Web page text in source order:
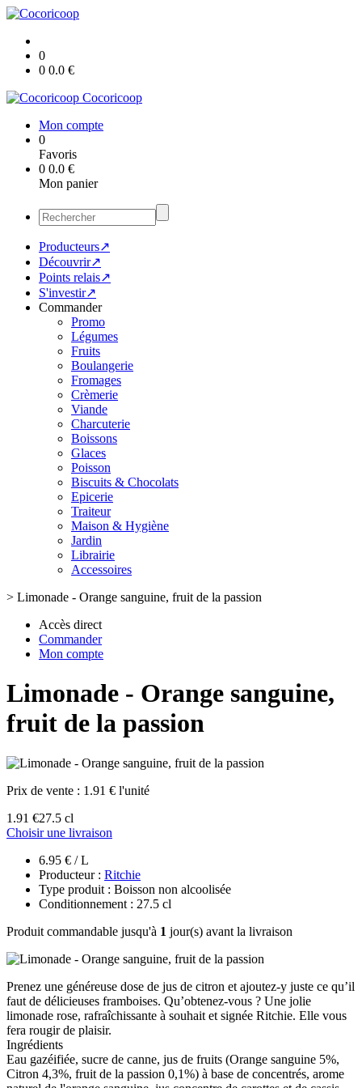
0
0 0.0 €
Cocoricoop
Mon compte
0
Favoris
0 0.0 €
Mon panier
Producteurs↗
Découvrir↗
Points relais↗
S'investir↗
Commander
Promo
Légumes
Fruits
Boulangerie
Fromages
Crèmerie
Viande
Charcuterie
Boissons
Glaces
Poisson
Biscuits & Chocolats
Epicerie
Traiteur
Maison & Hygiène
Jardin
Librairie
Accessoires
> Limonade - Orange sanguine, fruit de la passion
Accès direct
Commander
Mon compte
Limonade - Orange sanguine,
fruit de la passion
Prix de vente : 1.91 € l'unité
1.91 €27.5 cl
Choisir une livraison
6.95 € / L
Producteur : Ritchie
Type produit : Boisson non alcoolisée
Conditionnement : 27.5 cl
Produit commandable jusqu'à 1 jour(s) avant la livraison
Prenez une généreuse dose de jus de citron et ajoutez-y juste ce qu’il
faut de délicieuses framboises. Qu’obtenez-vous ? Une jolie
limonade rose, rafraîchissante à souhait et signée Ritchie. Elle vous
fera rougir de plaisir.
Ingrédients
Eau gazéifiée, sucre de canne, jus de fruits (Orange sanguine 5%,
Citron 4,3%, fruit de la passion 0,1%) à base de concentrés, arome